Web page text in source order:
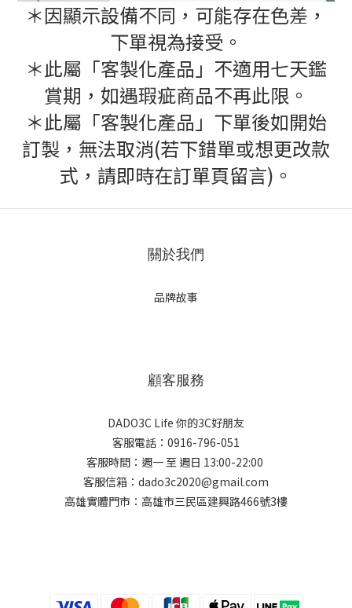
＊因顯示設備不同，可能存在色差，
下單視為接受。
＊此屬「客製化產品」不適用七天鑑
賞期，如遇瑕疵商品不再此限。
＊此屬「客製化產品」下單後如開始
訂製，無法取消(若下錯單或想更改款
式，請即時在訂單頁留言)。
關於我們
品牌故事
顧客服務
DADO3C Life 你的3C好朋友
客服電話：0916-796-051
客服時間：週一 至 週日 13:00-22:00
客服信箱：dado3c2020@gmail.com
高雄實體門市：高雄市三民區建興路466號3樓